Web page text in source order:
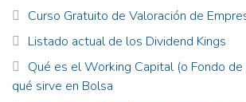
Curso Gratuito de Valoración de
Listado actual de los Dividend Kings
Qué es el Working Capital (o Fondo de
qué sirve en Bolsa